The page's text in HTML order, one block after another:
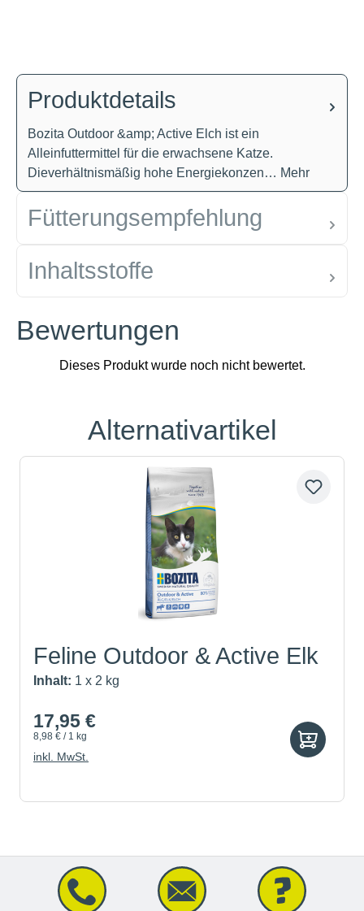
Produktdetails
Bozita Outdoor &amp; Active Elch ist ein
Alleinfuttermittel für die erwachsene Katze.
Dieverhältnismäßig hohe Energiekonzen… Mehr
Fütterungsempfehlung
Inhaltsstoffe
Bewertungen
Produktgalerie überspringen
Alternativartikel
Feline Outdoor & Active Elk
Inhalt: 1 x 2 kg
17,95 €
8,98 € / 1 kg
inkl. MwSt.